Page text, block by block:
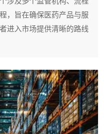
，旨在确保医药产品与服
进入市场提供清晰的路线